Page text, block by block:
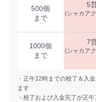
500個
まで
5
(シャカア
1000個
まで
7
(シャカア
・正午12時までの校了＆入
ます
・校了および入金完了が正